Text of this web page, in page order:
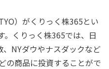
）がくりっく株365とい
。くりっく株365では、日
NYダウやナスダックなど
の商品に投資することがで